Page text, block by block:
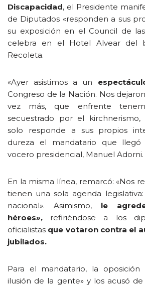
Discapacidad, el Presidente
de Diputados «responden a sus
su exposición en el Council de
celebra en el Hotel Alvear del
Recoleta.
«Ayer asistimos a un
Congreso de la Nación. Nos
vez más, que enfrente
secuestrado por el
solo responde a sus propios
dureza el mandatario que
vocero presidencial, Manuel Adorni.
En la misma línea, remarcó: «Nos
tienen una sola agenda
nacional». Asimismo,le
héroes», refiriéndose a los
oficialistas que votaron contra el
jubilados.
Para el mandatario, la
ilusión de la gente» y los acusó